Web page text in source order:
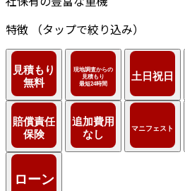
特徴
（タップで絞り込み）